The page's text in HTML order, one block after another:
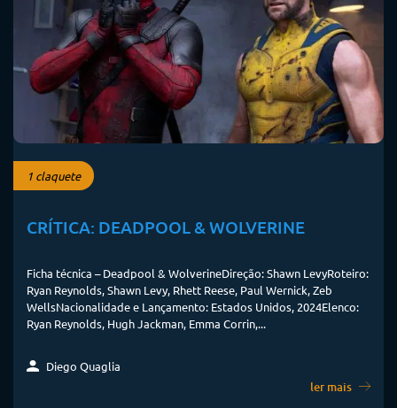
1 claquete
CRÍTICA: DEADPOOL & WOLVERINE
Ficha técnica – Deadpool & WolverineDireção: Shawn LevyRoteiro:
Ryan Reynolds, Shawn Levy, Rhett Reese, Paul Wernick, Zeb
WellsNacionalidade e Lançamento: Estados Unidos, 2024Elenco:
Ryan Reynolds, Hugh Jackman, Emma Corrin,...
Diego Quaglia
ler mais